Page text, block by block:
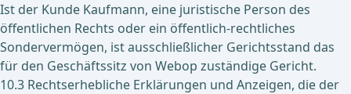
Ist der Kunde Kaufmann, eine juristische Person des
öffentlichen Rechts oder ein öffentlich-rechtliches
Sondervermögen, ist ausschließlicher Gerichtsstand das
für den Geschäftssitz von Webop zuständige Gericht.
10.3 Rechtserhebliche Erklärungen und Anzeigen, die der